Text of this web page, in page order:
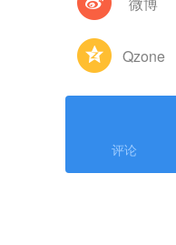
Qzone
评论